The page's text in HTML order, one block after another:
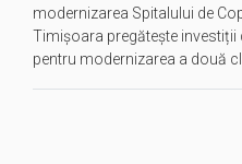
modernizarea Spitalului de
Timișoara pregătește investiții
pentru modernizarea a două